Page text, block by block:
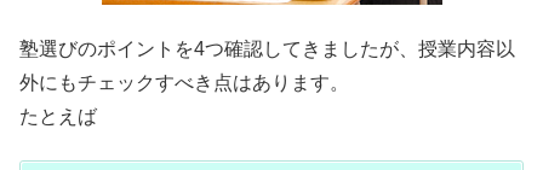
塾選びのポイントを4つ確認してきましたが、授業内容以
外にもチェックすべき点はあります。
たとえば